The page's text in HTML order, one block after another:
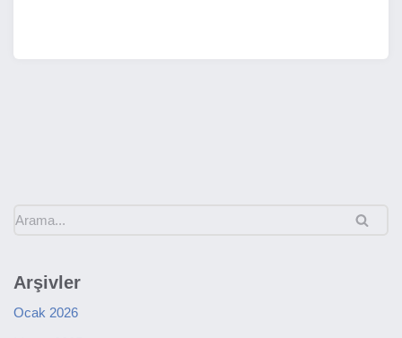
Arşivler
Ocak 2026